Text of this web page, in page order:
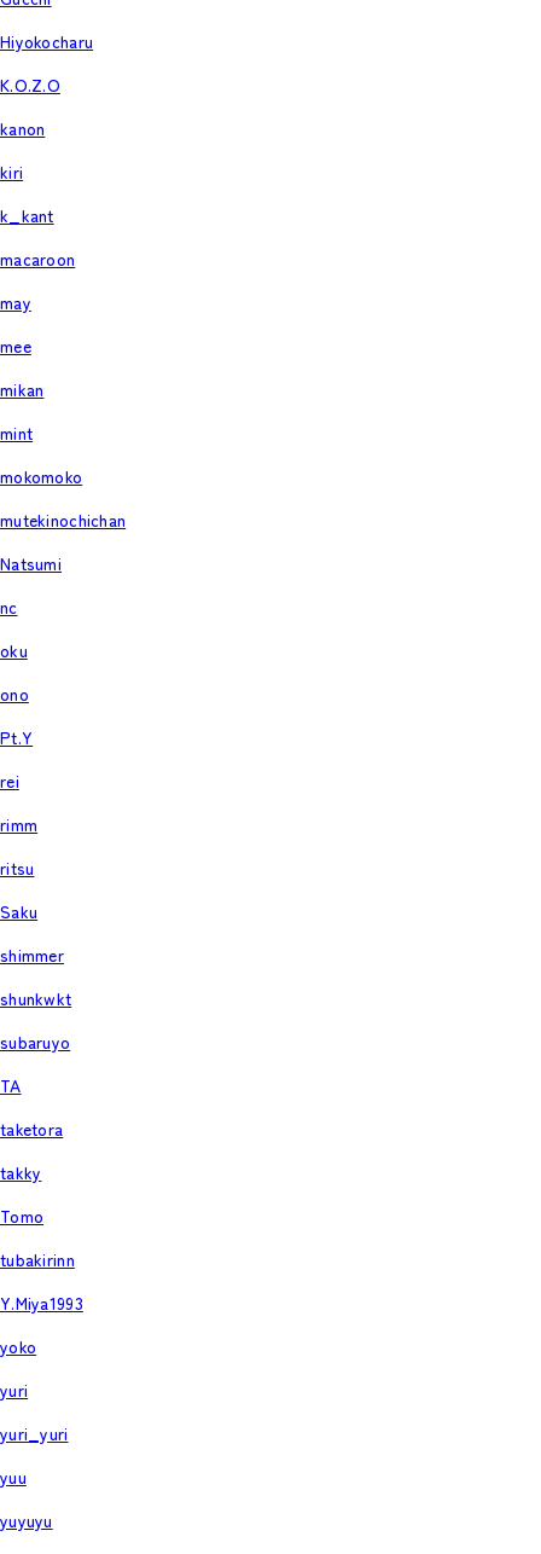
Hiyokocharu
K.O.Z.O
kanon
kiri
k_kant
macaroon
may
mee
mikan
mint
mokomoko
mutekinochichan
Natsumi
nc
oku
ono
Pt.Y
rei
rimm
ritsu
Saku
shimmer
shunkwkt
subaruyo
TA
taketora
takky
Tomo
tubakirinn
Y.Miya1993
yoko
yuri
yuri_yuri
yuu
yuyuyu